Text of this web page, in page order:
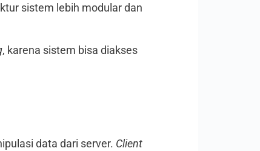
sistem lebih modular dan
, karena sistem bisa diakses
data dari server. Client